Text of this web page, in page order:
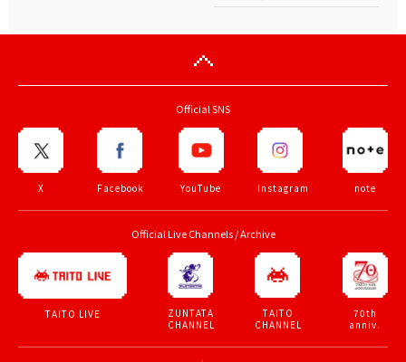
Official SNS
X Facebook YouTube Instagram note
Official Live Channels / Archive
TAITO LIVE
ZUNTATA
CHANNEL
TAITO
CHANNEL
70th
anniv.